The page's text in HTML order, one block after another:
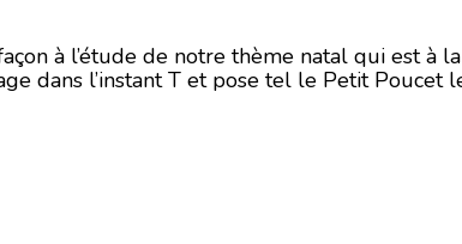
à l’étude de notre thème natal qui est à
dans l’instant T et pose tel le Petit Poucet